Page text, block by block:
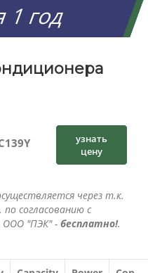
1 год
узнать
цену
через т.к.
согласованию с
ООО "ПЭК" - бесплатно!.